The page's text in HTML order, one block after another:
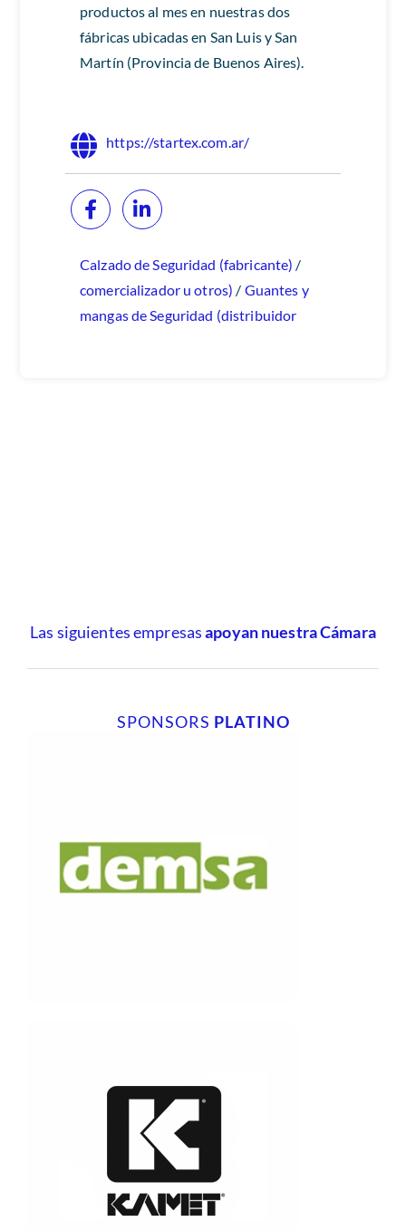
productos al mes en nuestras dos
fábricas ubicadas en San Luis y San
Martín (Provincia de Buenos Aires).
https://startex.com.ar/
Calzado de Seguridad (fabricante) /
comercializador u otros) / Guantes y
mangas de Seguridad (distribuidor
Las siguientes empresasapoyan nuestra Cámara
SPONSORS PLATINO